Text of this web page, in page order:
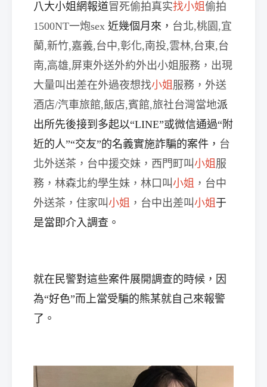
八大小姐網報道冒死偷拍真实找小姐偷拍
1500NT一炮sex 近幾個月來， 台北,桃園,宜
蘭,新竹,嘉義,台中,彰化,南投,雲林,台東,台
南,高雄,屏東外送外約外出小姐服務，出現
大量叫出差在外過夜想找小姐服務，外送
酒店/汽車旅館,飯店,賓館,旅社台灣當地派
出所先後接到多起以“LINE”或微信通過“附
近的人”“交友”的名義實施詐騙的案件， 台
北外送茶，台中援交妹，西門町叫小姐服
務， 林森北約學生妹，林口叫小姐 ，台中
外送茶，住家叫小姐 ，台中出差叫小姐于
是當即介入調查。
就在民警對這些案件展開調查的時候，因
為“好色”而上當受騙的熊某就自己來報警
了。